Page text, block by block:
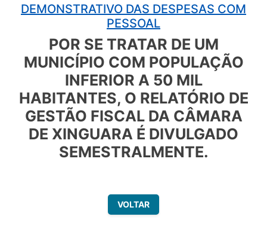
DEMONSTRATIVO DAS DESPESAS COM
PESSOAL
POR SE TRATAR DE UM
MUNICÍPIO COM POPULAÇÃO
INFERIOR A 50 MIL
HABITANTES, O RELATÓRIO DE
GESTÃO FISCAL DA CÂMARA
DE XINGUARA É DIVULGADO
SEMESTRALMENTE.
VOLTAR